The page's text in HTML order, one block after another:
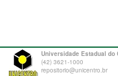
Universidade Estadual do
(42) 3621-1000
repositorio@unicentro.br